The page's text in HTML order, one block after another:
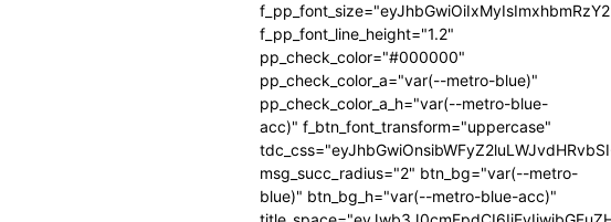
f_pp_font_line_height="1.2"
pp_check_color="#000000"
pp_check_color_a="var(--metro-blue)"
pp_check_color_a_h="var(--metro-blue-
acc)" f_btn_font_transform="uppercase"
msg_succ_radius="2" btn_bg="var(--metro-
blue)" btn_bg_h="var(--metro-blue-acc)"